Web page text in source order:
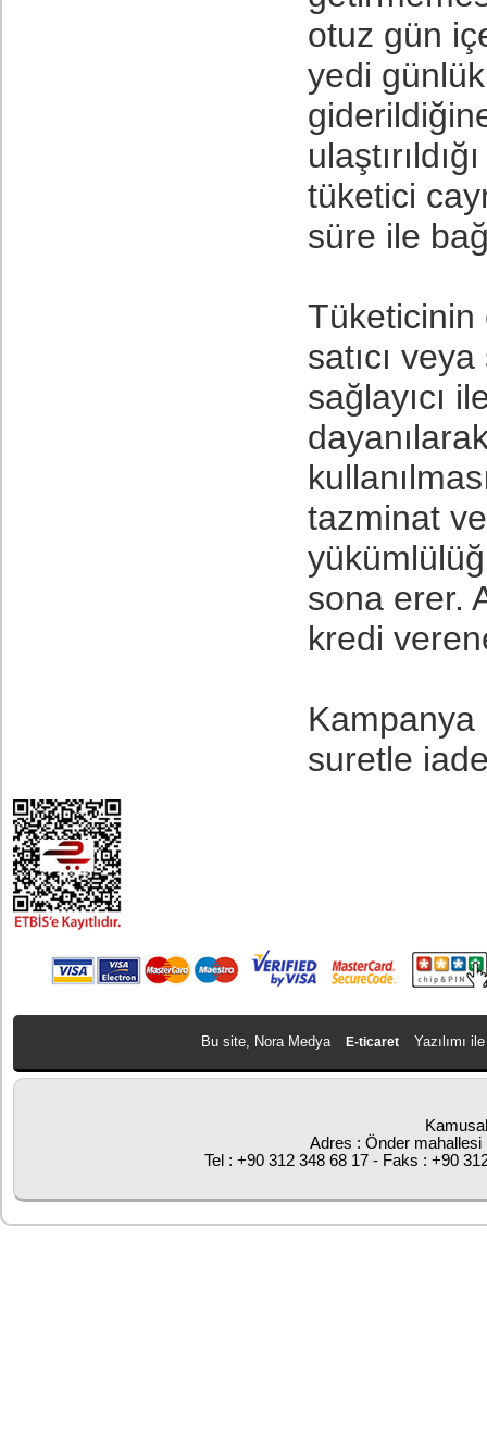
otuz gün
yedi
tüketici
süre ile
Tüketicinin
satıcı
sağlayıcı
tazminat
sona erer.
kredi
Kampanya
suretle
Bu site, Nora Medya E-ticaret Yazılımı
Adres : Önder mahallesi
Tel : +90 312 348 68 17 - Faks : +90